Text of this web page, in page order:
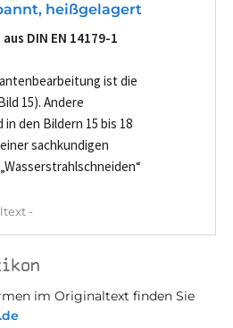
heißgelagert
DIN EN 14179-1
ist die
15). Andere
den Bildern 15 bis 18
sachkundigen
-
im Originaltext finden Sie